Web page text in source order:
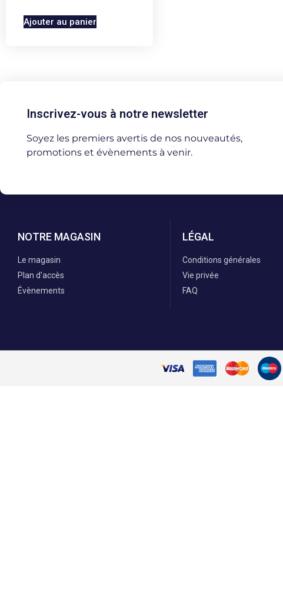
Ajouter au panier
Inscrivez-vous à notre newsletter
Soyez les premiers avertis de nos nouveautés,
promotions et évènements à venir.
NOTRE MAGASIN
Le magasin
Plan d'accès
Évènements
LÉGAL
Conditions générales
Vie privée
FAQ